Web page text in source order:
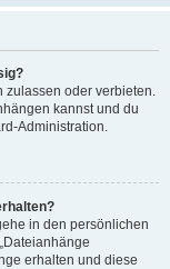
zulassen oder verbieten.
kannst und du
Administration.
in den persönlichen
erhalten und diese